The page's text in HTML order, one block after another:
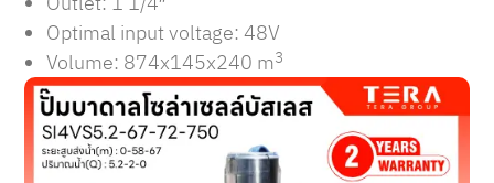
Optimal input voltage: 48V
Volume: 874x145x240 m3